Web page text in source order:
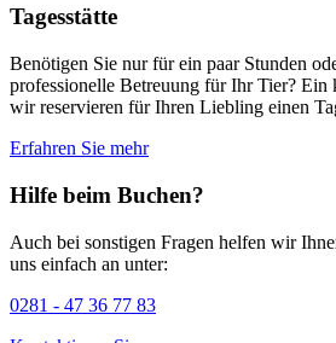
Tagesstätte
Benötigen Sie nur für ein paar Stunden
professionelle Betreuung für Ihr Tier? Ein
wir reservieren für Ihren Liebling einen
Erfahren Sie mehr
Hilfe beim Buchen?
Auch bei sonstigen Fragen helfen wir
uns einfach an unter:
0281 - 47 36 77 83